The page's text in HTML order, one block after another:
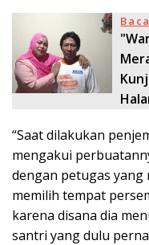
“Saat dilakukan
mengakui
dengan petugas yang
memilih tempat
karena disana dia
santri yang dulu